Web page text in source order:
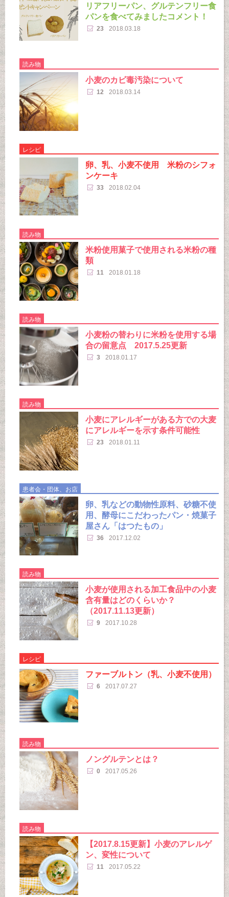
リアフリーパン、グルテンフリー食
パンを食べてみましたコメント！
23 2018.03.18
読み物
小麦のカビ毒汚染について
12 2018.03.14
レシピ
卵、乳、小麦不使用 米粉のシフォ
ンケーキ
33 2018.02.04
読み物
米粉使用菓子で使用される米粉の種
類
11 2018.01.18
読み物
小麦粉の替わりに米粉を使用する場
合の留意点 2017.5.25更新
3 2018.01.17
読み物
小麦にアレルギーがある方での大麦
にアレルギーを示す条件可能性
23 2018.01.11
患者会・団体、お店
卵、乳などの動物性原料、砂糖不使
用、酵母にこだわったパン・焼菓子
屋さん「はつたもの」
36 2017.12.02
読み物
小麦が使用される加工食品中の小麦
含有量はどのくらいか？
（2017.11.13更新）
9 2017.10.28
レシピ
ファーブルトン（乳、小麦不使用）
6 2017.07.27
読み物
ノングルテンとは？
0 2017.05.26
読み物
【2017.8.15更新】小麦のアレルゲ
ン、変性について
11 2017.05.22